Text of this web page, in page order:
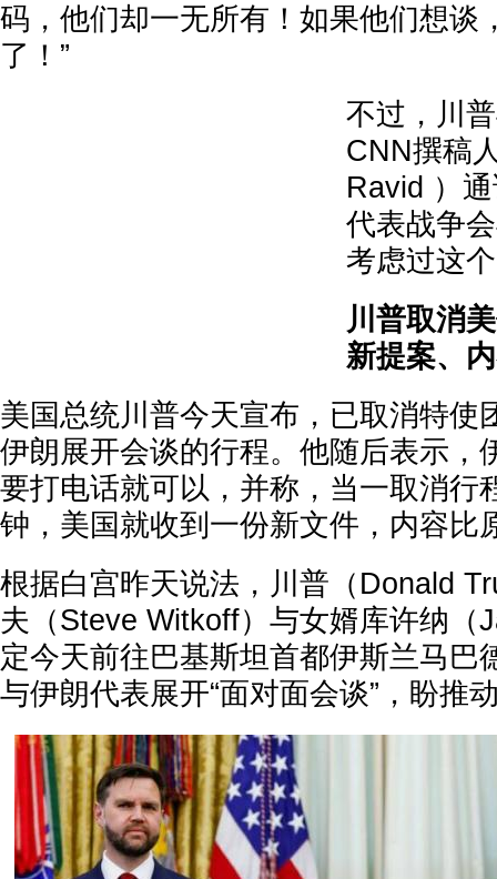
码，他们却一无所有！如果他们想谈
了！”
不过，川
CNN撰稿
Ravid ）
代表战争
考虑过这
川普取消
新提案、
美国总统川普今天宣布，已取消特使
伊朗展开会谈的行程。他随后表示，
要打电话就可以，并称，当一取消行
钟，美国就收到一份新文件，内容比
根据白宫昨天说法，川普（Donald
夫（Steve Witkoff）与女婿库许纳（
定今天前往巴基斯坦首都伊斯兰马巴
与伊朗代表展开“面对面会谈”，盼推